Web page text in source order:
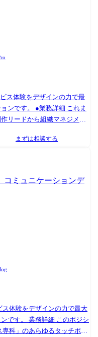
ス体験をデザインの力で最
詳細 これま
リードから組織マネジメン
サイト等、全タッチポイ
ケティングチームとの連携
成、評価制度の策定など)
運用による、制作効率とブ
ョン ・コピーライティン
所属部門の
にて実務を通じたOJTでキ
点や困りごとは気軽に相談
コミュニケーション: Slack,
まずは相談する
コミュニケーションデ
ス体験をデザインの力で最大
このポジシ
科」のあらゆるタッチポイ